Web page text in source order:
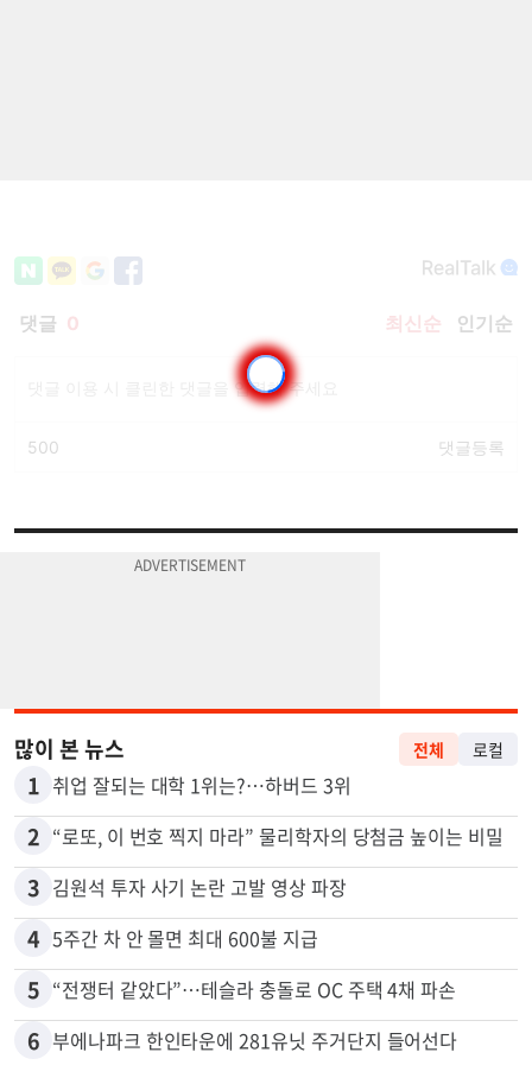
1 취업 잘되는 대학 1위는?…하버드 3위
2 “로또, 이 번호 찍지 마라” 물리학자의 당첨금 높이는 비밀
3 김원석 투자 사기 논란 고발 영상 파장
4 5주간 차 안 몰면 최대 600불 지급
5 “전쟁터 같았다”…테슬라 충돌로 OC 주택 4채 파손